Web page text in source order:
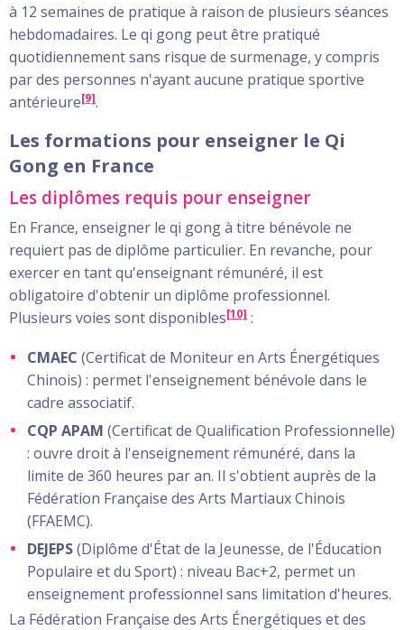
à 12 semaines de pratique à raison de plusieurs séances
hebdomadaires. Le qi gong peut être pratiqué
quotidiennement sans risque de surmenage, y compris
par des personnes n'ayant aucune pratique sportive
antérieure[9].
Les formations pour enseigner le Qi
Gong en France
Les diplômes requis pour enseigner
En France, enseigner le qi gong à titre bénévole ne
requiert pas de diplôme particulier. En revanche, pour
exercer en tant qu'enseignant rémunéré, il est
obligatoire d'obtenir un diplôme professionnel.
Plusieurs voies sont disponibles[10] :
CMAEC (Certificat de Moniteur en Arts Énergétiques
Chinois) : permet l'enseignement bénévole dans le
cadre associatif.
CQP APAM (Certificat de Qualification Professionnelle)
: ouvre droit à l'enseignement rémunéré, dans la
limite de 360 heures par an. Il s'obtient auprès de la
Fédération Française des Arts Martiaux Chinois
(FFAEMC).
DEJEPS(Diplôme d'État de la Jeunesse, de l'Éducation
Populaire et du Sport) : niveau Bac+2, permet un
enseignement professionnel sans limitation d'heures.
La Fédération Française des Arts Énergétiques et des